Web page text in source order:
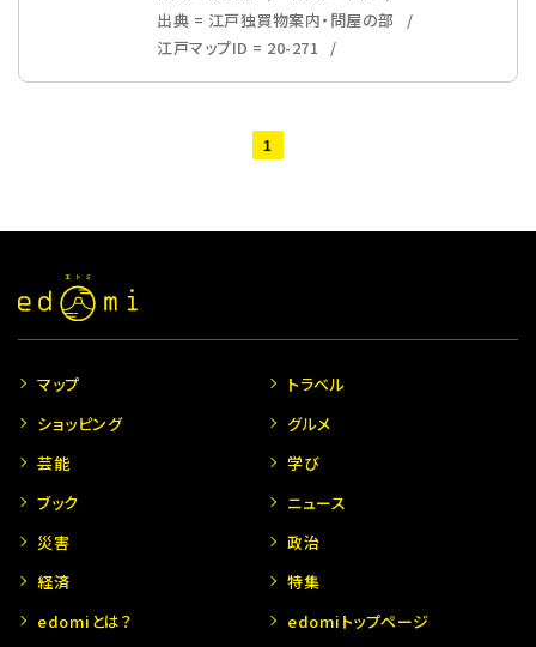
出典 = 江戸独買物案内・問屋の部
江戸マップID = 20-271
1
マップ
トラベル
ショッピング
グルメ
芸能
学び
ブック
ニュース
災害
政治
経済
特集
edomiとは？
edomiトップページ